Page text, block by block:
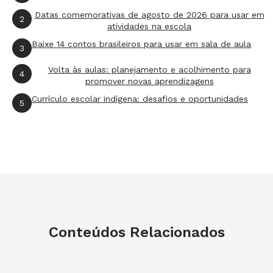
Habilidade da BNCC:
Três caixas de papelão, figuras geométricas
recortadas (podem ser feitas de cartolina, papel
cartão ou outro papel resistente), envelopes
(podem ser feitos de folha sulfite) e folhas
impressas. Isso é tudo que os alunos vão
precisar para colocar essa aula em prática.
Conhecendo as figuras planas
2
Datas comemorativas de agosto de 2026 para usar em
atividades na escola
3 Baixe 14 contos brasileiros para usar em sala de aula
4
Volta às aulas: planejamento e acolhimento para
promover novas aprendizagens
5 Currículo escolar indígena: desafios e oportunidades
Conteúdos Relacionados